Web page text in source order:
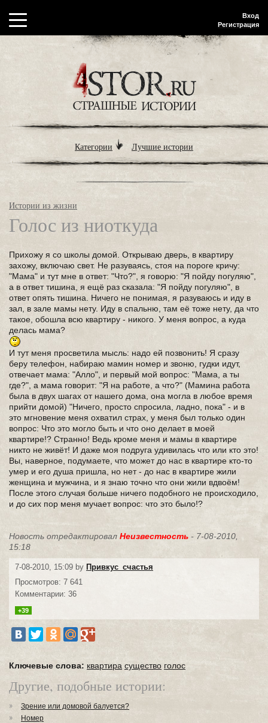
Вход
Регистрация
Категории Лучшие истории
Истории из жизни
Голос из ниоткуда
Прихожу я со школы домой. Открываю дверь, в квартиру
захожу, включаю свет. Не разуваясь, стоя на пороге кричу:
"Мама" и тут мне в ответ: "Что?", я говорю: "Я пойду погуляю",
а в ответ тишина, я ещё раз сказала: "Я пойду погуляю", в
ответ опять тишина. Ничего не понимая, я разуваюсь и иду в
зал, в зале мамы нету. Иду в спальню, там её тоже нету, да что
такое, обошла всю квартиру - никого. У меня вопрос, а куда
делась мама?
И тут меня просветила мысль: надо ей позвонить! Я сразу
беру телефон, набираю мамин номер и звоню, гудки идут,
отвечает мама: "Алло", и первый мой вопрос: "Мама, а ты
где?", а мама говорит: "Я на работе, а что?" (Мамина работа
была в двух шагах от нашего дома, она могла в любое время
прийти домой) "Ничего, просто спросила, ладно, пока" - и в
это мгновение меня охватил страх, у меня был только один
вопрос: Что это могло быть и что оно делает в моей
квартире!? Странно! Ведь кроме меня и мамы в квартире
никто не живёт! И даже моя подруга удивилась что или кто это!
Вы, наверное, подумаете, что может до нас в квартире кто-то
умер и его душа пришла, но нет - до нас в квартире жили
женщина и мужчина, и я знаю точно что они жили вдвоём!
После этого случая больше ничего подобного не происходило,
и до сих пор меня мучает вопрос: что это было!?
Новость отредактировал Неизвестность - 7-08-2010,
15:18
7-08-2010, 15:09 by Привкус_счастья
Просмотров: 7 641
Комментарии: 36
+39
Ключевые слова: квартира существо голос
Другие, подобные истории:
Зрение или домовой балуется?
Номер